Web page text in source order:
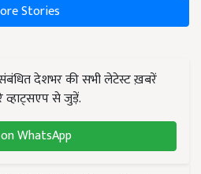
Stories
देशभर की सभी लेटेस्ट ख़बरें
व्हाट्सएप से जुड़ें.
WhatsApp